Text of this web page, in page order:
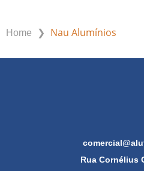
Home ❯ Nau Alumínios
Rua Cornélius